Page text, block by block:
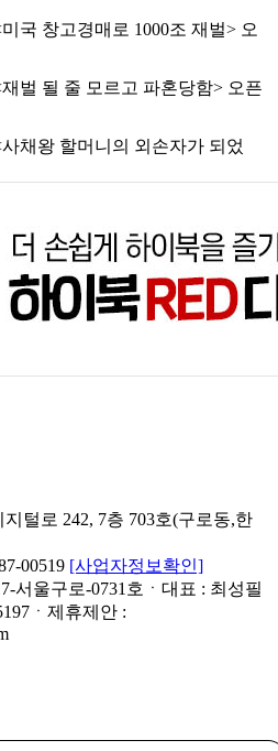
국 창고경매로 1000조 재벌> 오
벌 될 줄 모르고 파혼당함> 오픈
채왕 할머니의 외손자가 되었
털로 242, 7층 703호(구로동,한
00519 [사업자정보확인]
서울구로-0731호ㆍ대표 : 최성필
ㆍ제휴제안 :